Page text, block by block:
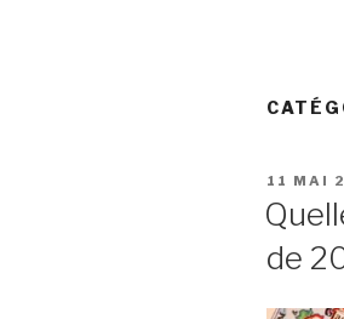
PUBLIÉ
LE
11 MAI
de